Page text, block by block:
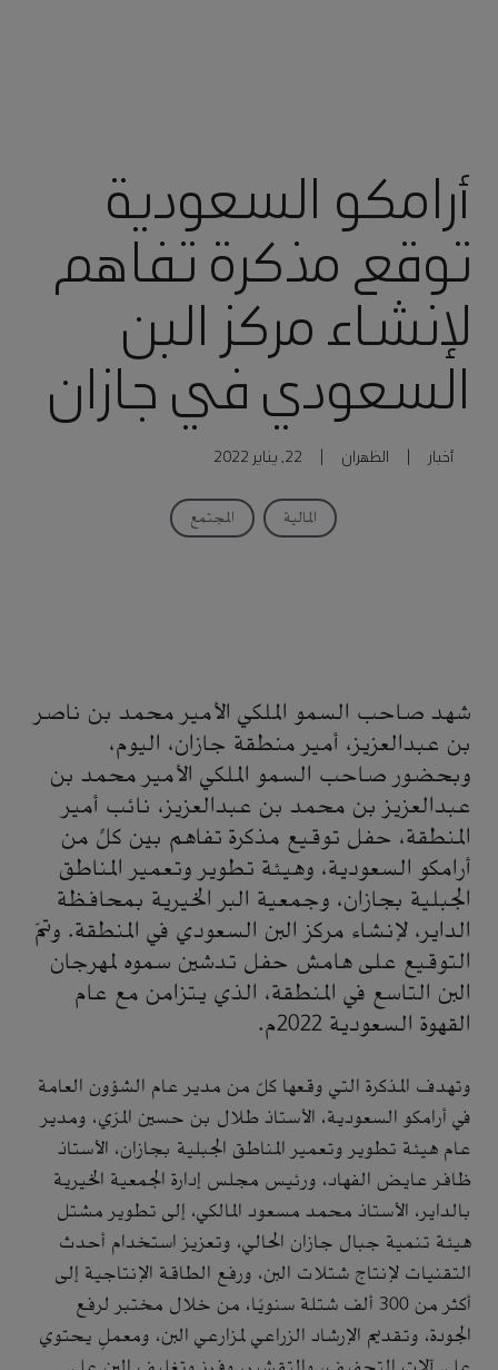
أرامكو السعودية
توقع مذكرة تفاهم
لإنشاء مركز البن
السعودي في جازان
أخبار الظهران 22, يناير 2022
المالية المجتمع
شهد صاحب السمو الملكي الأمير محمد بن ناصر
بن عبدالعزيز، أمير منطقة جازان، اليوم،
وبحضور صاحب السمو الملكي الأمير محمد بن
عبدالعزيز بن محمد بن عبدالعزيز، نائب أمير
المنطقة، حفل توقيع مذكرة تفاهم بين كلٍّ من
أرامكو السعودية، وهيئة تطوير وتعمير المناطق
الجبلية بجازان، وجمعية البر الخيرية بمحافظة
الداير، لإنشاء مركز البن السعودي في المنطقة. وتمّ
التوقيع على هامش حفل تدشين سموه لمهرجان
البن التاسع في المنطقة، الذي يتزامن مع عام
القهوة السعودية 2022م.
وتهدف المذكرة التي وقعها كلٌ من مدير عام الشؤون العامة
في أرامكو السعودية، الأستاذ طلال بن حسين المرّي، ومدير
عام هيئة تطوير وتعمير المناطق الجبلية بجازان، الأستاذ
ظافر عايض الفهاد، ورئيس مجلس إدارة الجمعية الخيرية
بالداير، الأستاذ محمد مسعود المالكي، إلى تطوير مشتل
هيئة تنمية جبال جازان الحالي، وتعزيز استخدام أحدث
التقنيات لإنتاج شتلات البن، ورفع الطاقة الإنتاجية إلى
أكثر من 300 ألف شتلة سنويًا، من خلال مختبر لرفع
الجودة، وتقديم الإرشاد الزراعي لمزارعي البن، ومعملٍ يحتوي